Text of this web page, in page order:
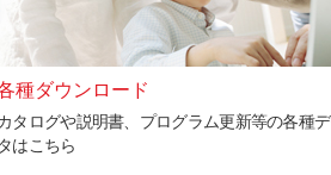
種ダウンロード
タログや説明書、プログラム更新等の各種
タはこちら